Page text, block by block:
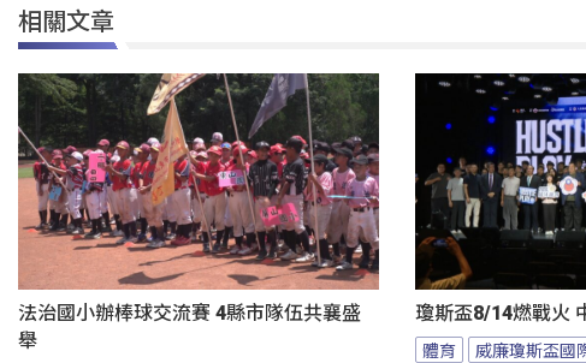
相關文章
法治國小辦棒球交流賽 4縣市隊伍共襄盛
舉
瓊斯盃8/14燃戰火
體育 威廉瓊斯盃國